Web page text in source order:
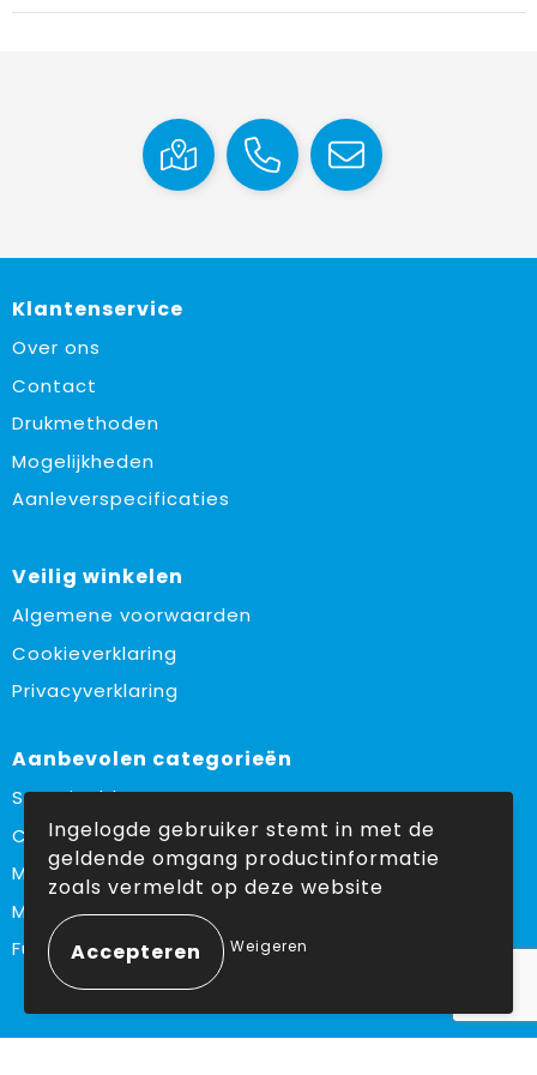
Vrije tijd en Strand
Winterse inspiratie
Themapakketten
Draagtassen
Goodiebags
Klantenservice
Over ons
Contact
Drukmethoden
Mogelijkheden
Aanleverspecificaties
Veilig winkelen
Algemene voorwaarden
Cookieverklaring
Privacyverklaring
Aanbevolen categorieën
Sustainable
Custom made
Made in Europe
Must haves
Fulfilment
Volg ons op:
Ingelogde gebruiker stemt in met de
geldende omgang productinformatie
zoals vermeldt op deze website
Weigeren